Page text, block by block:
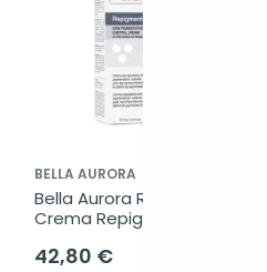
BELLA AURORA
Bella Aurora Repigment12
Crema Repigmentante,
42,80 €